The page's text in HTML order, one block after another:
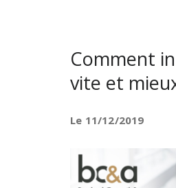
Comment
vite et
Le 11/12/2019